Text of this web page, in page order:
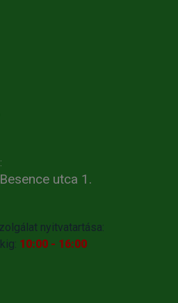
utca 1.
nyitvatartása:
10:00 - 16:00